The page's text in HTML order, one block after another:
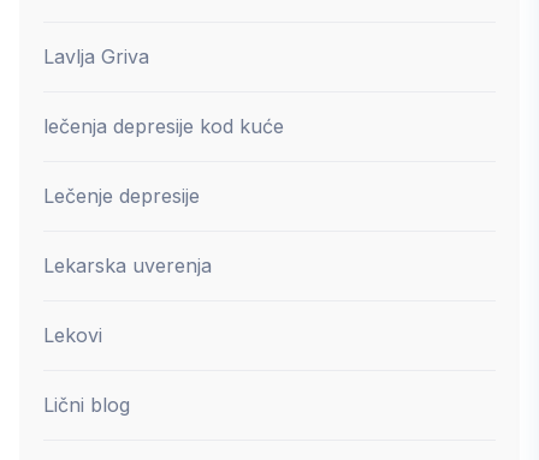
Lavlja Griva
lečenja depresije kod kuće
Lečenje depresije
Lekarska uverenja
Lekovi
Lični blog